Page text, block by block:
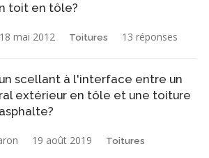
toit en tôle?
18 mai 2012 Toitures 13 réponses
scellant à l'interface entre un
extérieur en tôle et une toiture
19 août 2019 Toitures